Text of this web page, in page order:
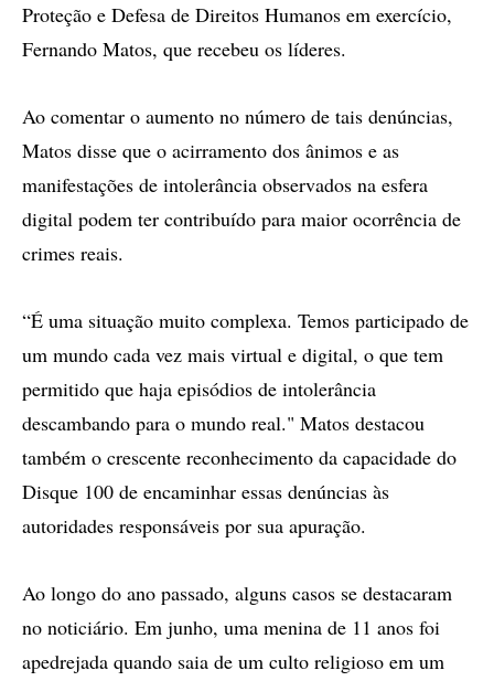
Proteção e Defesa de Direitos Humanos em exercício,
Fernando Matos, que recebeu os líderes.
Ao comentar o aumento no número de tais denúncias,
Matos disse que o acirramento dos ânimos e as
manifestações de intolerância observados na esfera
digital podem ter contribuído para maior ocorrência de
crimes reais.
“É uma situação muito complexa. Temos participado de
um mundo cada vez mais virtual e digital, o que tem
permitido que haja episódios de intolerância
descambando para o mundo real." Matos destacou
também o crescente reconhecimento da capacidade do
Disque 100 de encaminhar essas denúncias às
autoridades responsáveis por sua apuração.
Ao longo do ano passado, alguns casos se destacaram
no noticiário. Em junho, uma menina de 11 anos foi
apedrejada quando saia de um culto religioso em um